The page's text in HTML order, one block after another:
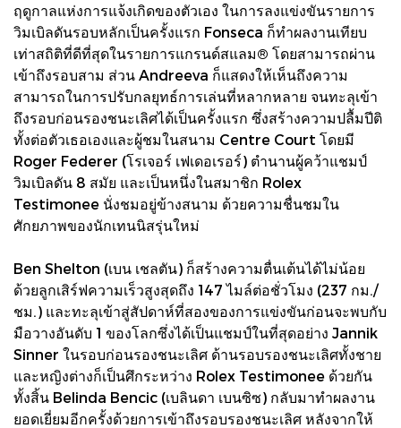
ฤดูกาลแห่งการแจ้งเกิดของตัวเอง ในการลงแข่งขันรายการ
วิมเบิลดันรอบหลักเป็นครั้งแรก Fonseca ก็ทำผลงานเทียบ
เท่าสถิติที่ดีที่สุดในรายการแกรนด์สแลม® โดยสามารถผ่าน
เข้าถึงรอบสาม ส่วน Andreeva ก็แสดงให้เห็นถึงความ
สามารถในการปรับกลยุทธ์การเล่นที่หลากหลาย จนทะลุเข้า
ถึงรอบก่อนรองชนะเลิศได้เป็นครั้งแรก ซึ่งสร้างความปลื้มปีติ
ทั้งต่อตัวเธอเองและผู้ชมในสนาม Centre Court โดยมี
Roger Federer (โรเจอร์ เฟเดอเรอร์) ตำนานผู้คว้าแชมป์
วิมเบิลดัน 8 สมัย และเป็นหนึ่งในสมาชิก Rolex
Testimonee นั่งชมอยู่ข้างสนาม ด้วยความชื่นชมใน
ศักยภาพของนักเทนนิสรุ่นใหม่
Ben Shelton (เบน เชลตัน) ก็สร้างความตื่นเต้นได้ไม่น้อย
ด้วยลูกเสิร์ฟความเร็วสูงสุดถึง 147 ไมล์ต่อชั่วโมง (237 กม./
ชม.) และทะลุเข้าสู่สัปดาห์ที่สองของการแข่งขันก่อนจะพบกับ
มือวางอันดับ 1 ของโลกซึ่งได้เป็นแชมป์ในที่สุดอย่าง Jannik
Sinner ในรอบก่อนรองชนะเลิศ ด้านรอบรองชนะเลิศทั้งชาย
และหญิงต่างก็เป็นศึกระหว่าง Rolex Testimonee ด้วยกัน
ทั้งสิ้น Belinda Bencic (เบลินดา เบนซิซ) กลับมาทำผลงาน
ยอดเยี่ยมอีกครั้งด้วยการเข้าถึงรอบรองชนะเลิศ หลังจากให้